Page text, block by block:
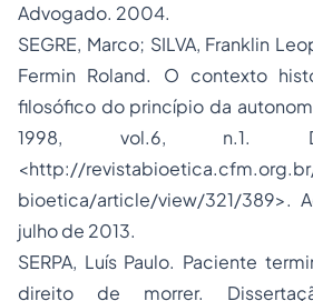
Advogado. 2004.
SEGRE, Marco; SILVA, Franklin
Fermin Roland. O contexto
filosófico do princípio da
1998, vol.6, n.1.
<http://
bioetica/article/view/321/389>.
julho de 2013.
SERPA, Luís Paulo. Paciente
direito de morrer.